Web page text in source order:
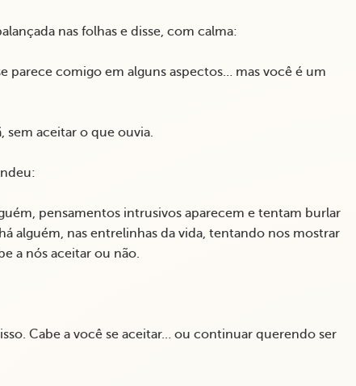
nas folhas e disse, com calma:
parece comigo em alguns aspectos… mas você é um
aceitar o que ouvia.
pensamentos intrusivos aparecem e tentam burlar
alguém, nas entrelinhas da vida, tentando nos mostrar
a nós aceitar ou não.
Cabe a você se aceitar… ou continuar querendo ser